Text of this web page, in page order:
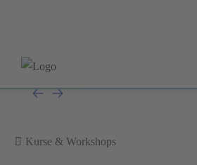
Kurse & Workshops